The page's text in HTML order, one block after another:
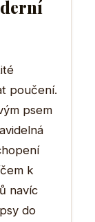
poučení.
psem
k
navíc
do